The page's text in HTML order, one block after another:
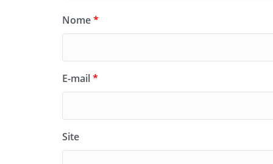
Nome*
E-mail*
Site